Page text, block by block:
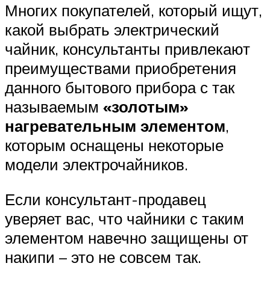
Многих покупателей, который ищут,
какой выбрать электрический
чайник, консультанты привлекают
преимуществами приобретения
данного бытового прибора с так
называемым «золотым»
нагревательным элементом,
которым оснащены некоторые
модели электрочайников.
Если консультант-продавец
уверяет вас, что чайники с таким
элементом навечно защищены от
накипи – это не совсем так.